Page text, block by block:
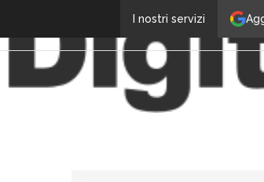
I nostri servizi